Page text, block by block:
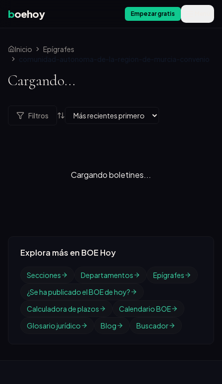
boehoy Empezar gratis
Inicio
Epígrafes
comunidad-autonoma-de-la-region-de-murcia-convenio
Cargando...
Filtros
Cargando boletines...
Explora más en BOE Hoy
Secciones Departamentos
Epígrafes
¿Se ha publicado el BOE de hoy?
Calculadora de plazos
Calendario BOE
Glosario jurídico
Blog Buscador